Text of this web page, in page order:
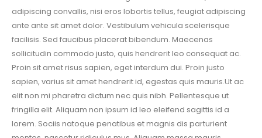
adipiscing convallis, nisi eros lobortis tellus, feugiat adipiscing
ante ante sit amet dolor. Vestibulum vehicula scelerisque
facilisis. Sed faucibus placerat bibendum. Maecenas
sollicitudin commodo justo, quis hendrerit leo consequat ac.
Proin sit amet risus sapien, eget interdum dui. Proin justo
sapien, varius sit amet hendrerit id, egestas quis mauris.Ut ac
elit non mi pharetra dictum nec quis nibh. Pellentesque ut
fringilla elit. Aliquam non ipsum id leo eleifend sagittis id a
lorem. Sociis natoque penatibus et magnis dis parturient